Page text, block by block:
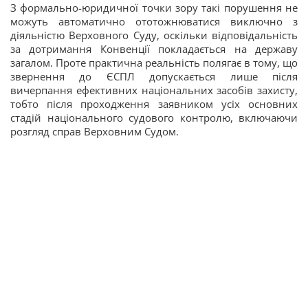
З формально-юридичної точки зору такі порушення не
можуть автоматично ототожнюватися виключно з
діяльністю Верховного Суду, оскільки відповідальність
за дотримання Конвенції покладається на державу
загалом. Проте практична реальність полягає в тому, що
звернення до ЄСПЛ допускається лише після
вичерпання ефективних національних засобів захисту,
тобто після проходження заявником усіх основних
стадій національного судового контролю, включаючи
розгляд справ Верховним Судом.